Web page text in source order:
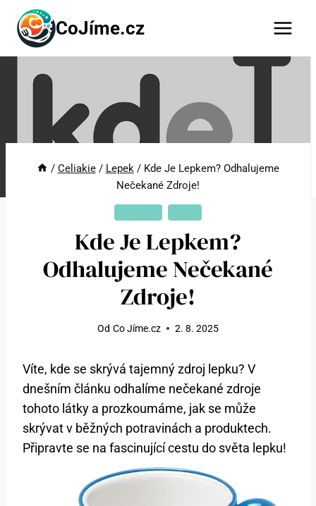
Přeskočit
obsah
CoJíme.cz
/ Celiakie / Lepek / Kde Je Lepkem? Odhalujeme
Nečekané Zdroje!
Kde Je Lepkem?
Odhalujeme Nečekané
Zdroje!
Od Co Jíme.cz 2. 8. 2025
Víte, kde se skrývá tajemný zdroj lepku? V
dnešním článku odhalíme nečekané zdroje
tohoto látky a prozkoumáme, jak se může
skrývat v běžných potravinách a produktech.
Připravte se na fascinující cestu do světa lepku!